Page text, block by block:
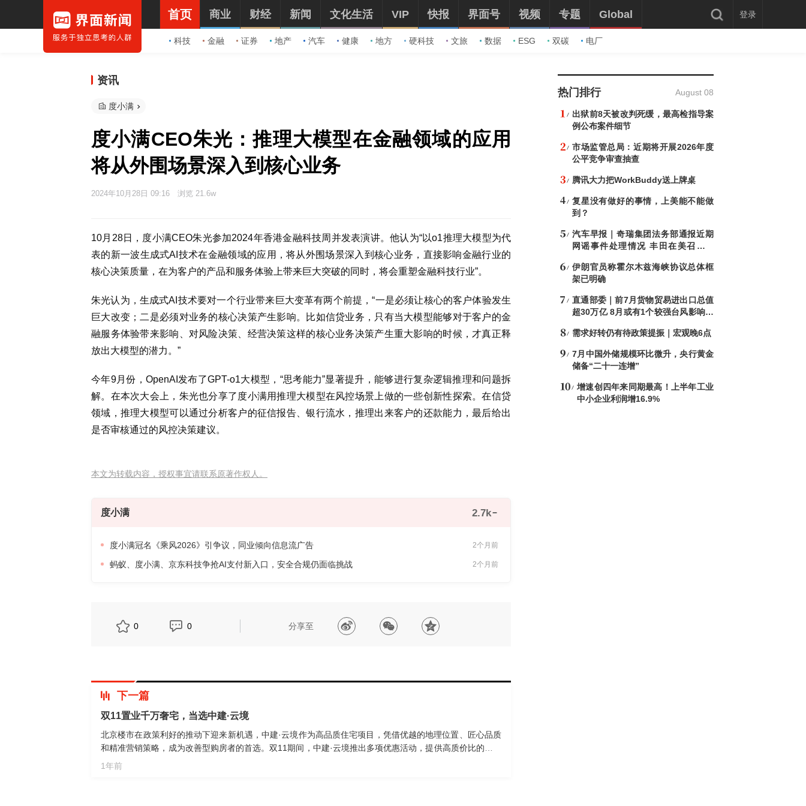
首页
科技 金融 证券 地产 汽车 健康 地方 硬科技 文旅 数据 ESG 双碳 电厂
商业 财经 新闻 文化生活 VIP 快报 界面号 视频 专题 Global 登录
资讯
度小满
度小满CEO朱光：推理大模型在金融领域的应用
将从外围场景深入到核心业务
2024年10月28日 09:16 浏览 21.6w
10月28日，度小满CEO朱光参加2024年香港金融科技周并发表演讲。他认为“以o1推理大模型为代
表的新一波生成式AI技术在金融领域的应用，将从外围场景深入到核心业务，直接影响金融行业的
核心决策质量，在为客户的产品和服务体验上带来巨大突破的同时，将会重塑金融科技行业”。
朱光认为，生成式AI技术要对一个行业带来巨大变革有两个前提，“一是必须让核心的客户体验发生
巨大改变；二是必须对业务的核心决策产生影响。比如信贷业务，只有当大模型能够对于客户的金
融服务体验带来影响、对风险决策、经营决策这样的核心业务决策产生重大影响的时候，才真正释
放出大模型的潜力。”
今年9月份，OpenAI发布了GPT-o1大模型，“思考能力”显著提升，能够进行复杂逻辑推理和问题拆
解。在本次大会上，朱光也分享了度小满用推理大模型在风控场景上做的一些创新性探索。在信贷
领域，推理大模型可以通过分析客户的征信报告、银行流水，推理出来客户的还款能力，最后给出
是否审核通过的风控决策建议。
本文为转载内容，授权事宜请联系原著作权人。
度小满 2.7k
度小满冠名《乘风2026》引争议，同业倾向信息流广告 2个月前
蚂蚁、度小满、京东科技争抢AI支付新入口，安全合规仍面临挑战 2个月前
0 0 分享至
下一篇
双11置业千万奢宅，当选中建·云境
北京楼市在政策利好的推动下迎来新机遇，中建·云境作为高品质住宅项目，凭借优越的地理位置、匠心品质
和精准营销策略，成为改善型购房者的首选。双11期间，中建·云境推出多项优惠活动，提供高质价比的购房
机会。项目位于四环丰科总部基地核心区域，交通便利，配套齐全，拥有约2600㎡的奢享会所和精心设计的
1年前
热门排行 August 08
出狱前8天被改判死缓，最高检指导案
例公布案件细节
市场监管总局：近期将开展2026年度
公平竞争审查抽查
腾讯大力把WorkBuddy送上牌桌
复星没有做好的事情，上美能不能做
到？
汽车早报｜奇瑞集团法务部通报近期
网谣事件处理情况 丰田在美召回约
伊朗官员称霍尔木兹海峡协议总体框
架已明确
直通部委｜前7月货物贸易进出口总值
超30万亿 8月或有1个较强台风影响北
需求好转仍有待政策提振｜宏观晚6点
7月中国外储规模环比微升，央行黄金
储备“二十一连增”
增速创四年来同期最高！上半年工业
中小企业利润增16.9%